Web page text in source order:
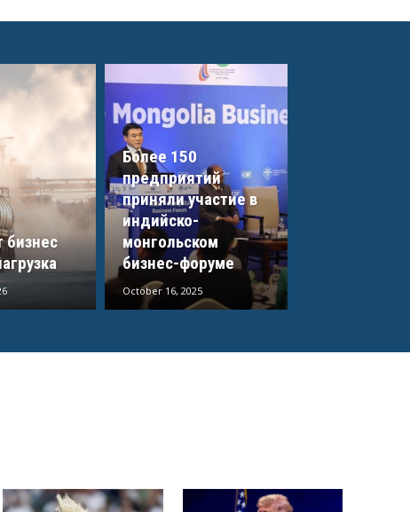
бизнес
Более 150
предприятий
приняли участие в
индийско-
монгольском
бизнес-форуме
October 16, 2025